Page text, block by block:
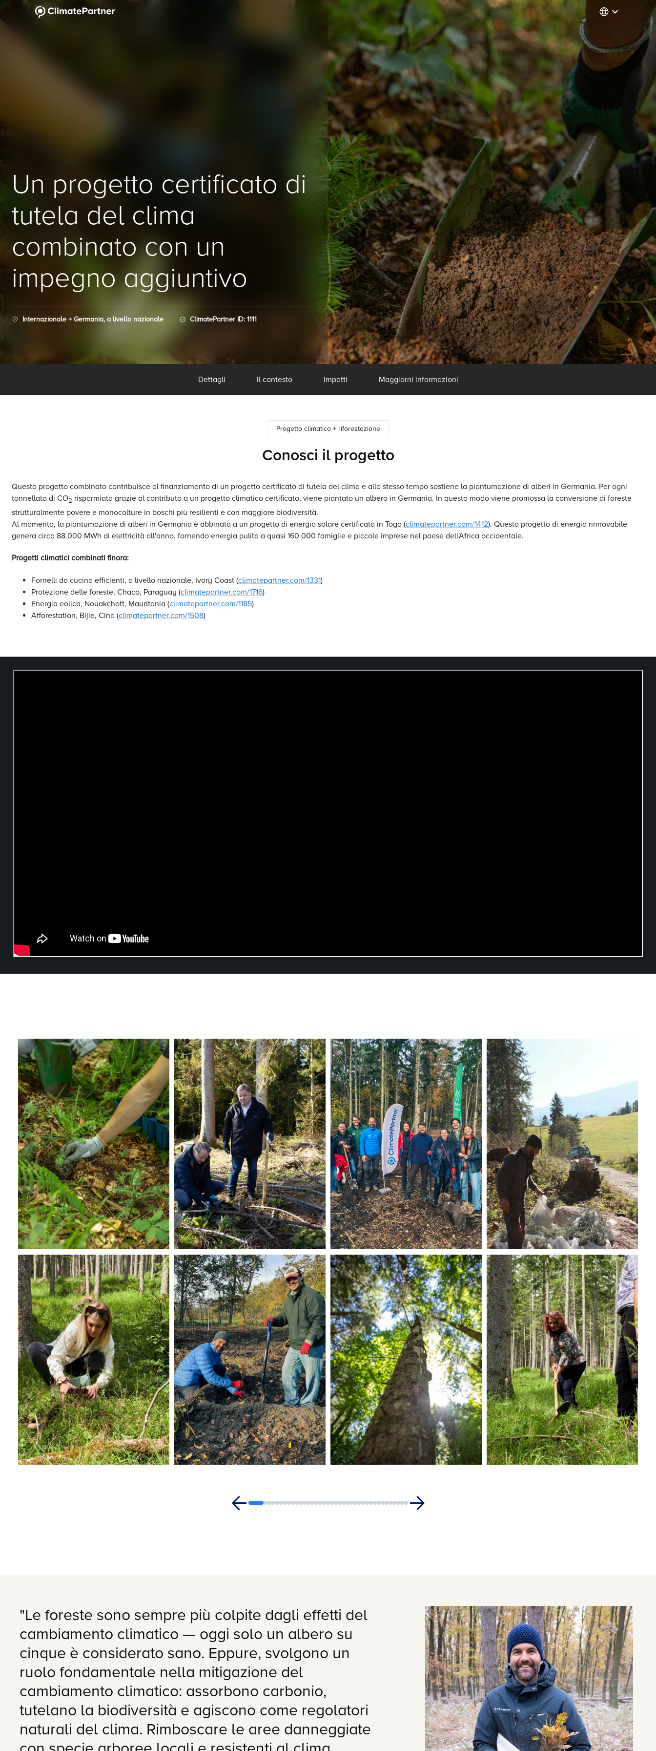
Un progetto certificato di
tutela del clima
combinato con un
impegno aggiuntivo
Internazionale + Germania, a livello nazionale ClimatePartner ID: 1111
Dettagli Il contesto Impatti Maggiorni informazioni
Progetto climatico + riforestazione
Conosci il progetto
Questo progetto combinato contribuisce al finanziamento di un progetto certificato di tutela del clima e allo stesso tempo sostiene la piantumazione di alberi in Germania. Per ogni
tonnellata di CO2 risparmiata grazie al contributo a un progetto climatico certificato, viene piantato un albero in Germania. In questo modo viene promossa la conversione di foreste
strutturalmente povere e monocolture in boschi più resilienti e con maggiore biodiversità.
Al momento, la piantumazione di alberi in Germania è abbinata a un progetto di energia solare certificata in Togo (climatepartner.com/1412). Questo progetto di energia rinnovabile
genera circa 88.000 MWh di elettricità all'anno, fornendo energia pulita a quasi 160.000 famiglie e piccole imprese nel paese dell'Africa occidentale.
Progetti climatici combinati finora:
Fornelli da cucina efficienti, a livello nazionale, Ivory Coast (climatepartner.com/1331)
Protezione delle foreste, Chaco, Paraguay (climatepartner.com/1716)
Energia eolica, Nouakchott, Mauritania (climatepartner.com/1185)
Afforestation, Bijie, Cina (climatepartner.com/1508)
"Le foreste sono sempre più colpite dagli effetti del
cambiamento climatico — oggi solo un albero su
cinque è considerato sano. Eppure, svolgono un
ruolo fondamentale nella mitigazione del
cambiamento climatico: assorbono carbonio,
tutelano la biodiversità e agiscono come regolatori
naturali del clima. Rimboscare le aree danneggiate